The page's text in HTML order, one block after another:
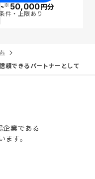
※50,000円分
件・上限あり
頼できるパートナーとして
企業である
す。